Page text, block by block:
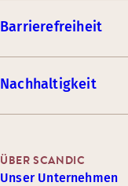
Barrierefreiheit
Nachhaltigkeit
ÜBER SCANDIC
Unser Unternehmen